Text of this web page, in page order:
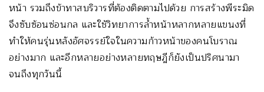
หน้า รวมถึงข้าทาสบริวารที่ต้องติดตามไปด้วย การสร้างพีระมิด
จึงซับซ้อนซ่อนกล และใช้วิทยาการล้ำหน้าหลากหลายแขนงที่
ทำให้คนรุ่นหลังอัศจรรย์ใจในความก้าวหน้าของคนโบราณ
อย่างมาก และอีกหลายอย่างหลายทฤษฎีก็ยังเป็นปริศนามา
จนถึงทุกวันนี้